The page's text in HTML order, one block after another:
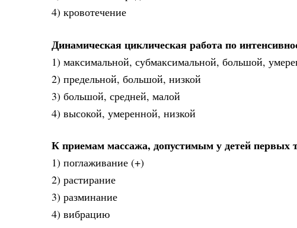
4) кровотечение
Динамическая циклическая работа по
1) максимальной, субмаксимальной, большой,
2) предельной, большой, низкой
3) большой, средней, малой
4) высокой, умеренной, низкой
К приемам массажа, допустимым у детей первых
1) поглаживание (+)
2) растирание
3) разминание
4) вибрацию